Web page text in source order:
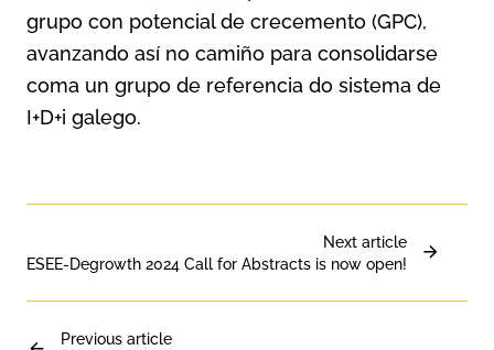
grupo con potencial de crecemento (GPC),
avanzando así no camiño para consolidarse
coma un grupo de referencia do sistema de
I+D+i galego.
Previous article
Next article
ESEE-Degrowth 2024 Call for Abstracts is now open!